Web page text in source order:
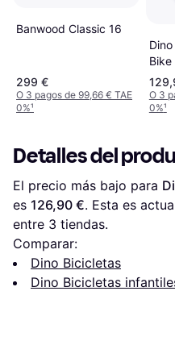
Banwood Classic 16
299 €
O 3 pagos de 99,66 € TAE
0%¹
Bike
O 3
0%¹
Detalles del
El precio más bajo para
es 126,90 €. Esta es
entre 3 tiendas.
Comparar:
Dino Bicicletas
Dino Bicicletas